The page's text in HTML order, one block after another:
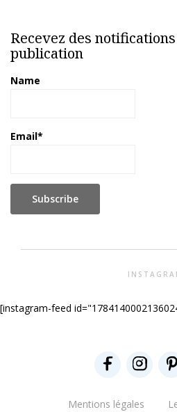
Recevez des
publication
Name
Email*
[instagram-feed
Mentions légales